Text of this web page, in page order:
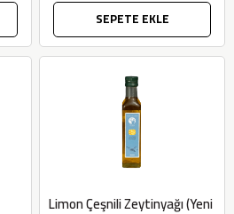
SEPETE EKLE
Limon Çeşnili Zeytinyağı (Yeni